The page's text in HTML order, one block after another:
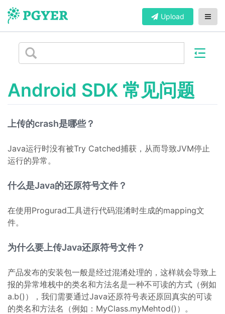
Upload
Android SDK 常见问题
上传的crash是哪些？
Java运行时没有被Try Catched捕获，从而导致JVM停止
运行的异常。
什么是Java的还原符号文件？
在使用Progurad工具进行代码混淆时生成的mapping文
件。
为什么要上传Java还原符号文件？
产品发布的安装包一般是经过混淆处理的，这样就会导致上
报的异常堆栈中的类名和方法名是一种不可读的方式（例如
a.b()），我们需要通过Java还原符号表还原回真实的可读
的类名和方法名（例如：MyClass.myMehtod()）。